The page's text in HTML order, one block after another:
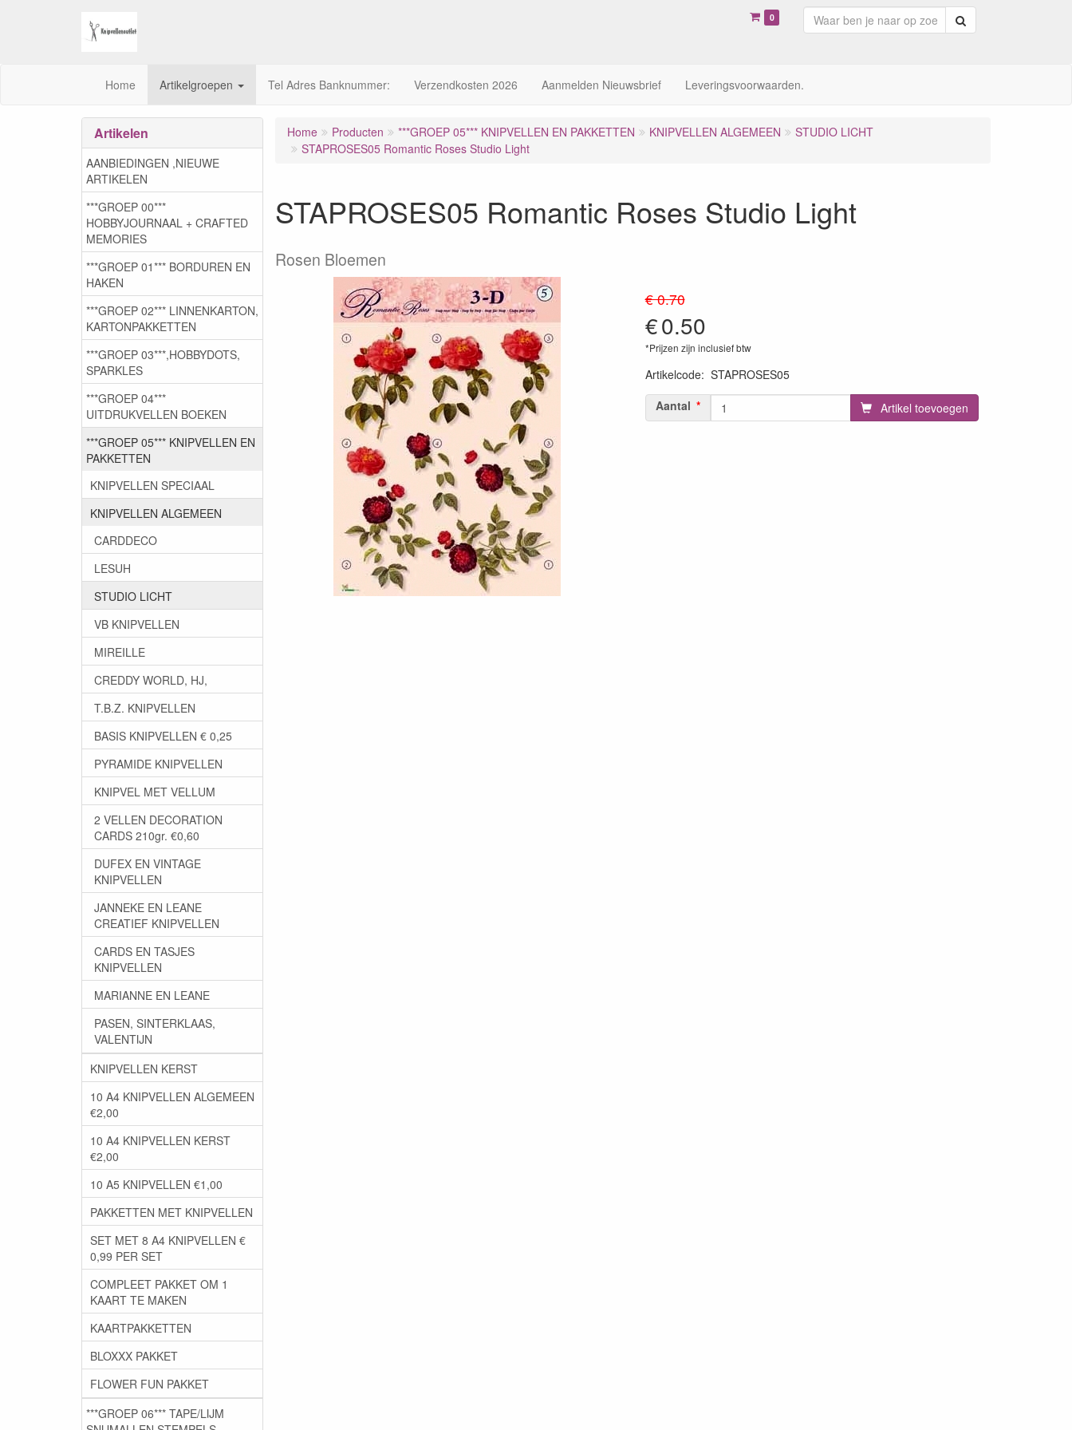
0
Home Artikelgroepen Tel Adres Banknummer: Verzendkosten 2026 Aanmelden Nieuwsbrief Leveringsvoorwaarden.
Home Producten ***GROEP 05*** KNIPVELLEN EN PAKKETTEN KNIPVELLEN ALGEMEEN
STUDIO LICHT
STAPROSES05 Romantic Roses Studio Light
STAPROSES05 Romantic Roses Studio Light
Rosen Bloemen
€ 0.70
€0.50
*Prijzen zijn inclusief btw
Artikelcode: STAPROSES05
Aantal
Artikel toevoegen
Artikelen
AANBIEDINGEN ,NIEUWE
ARTIKELEN
***GROEP 00***
HOBBYJOURNAAL + CRAFTED
MEMORIES
***GROEP 01*** BORDUREN EN
HAKEN
***GROEP 02*** LINNENKARTON,
KARTONPAKKETTEN
***GROEP 03***,HOBBYDOTS,
SPARKLES
***GROEP 04***
UITDRUKVELLEN BOEKEN
***GROEP 05*** KNIPVELLEN EN
PAKKETTEN
KNIPVELLEN SPECIAAL
KNIPVELLEN ALGEMEEN
CARDDECO
LESUH
STUDIO LICHT
VB KNIPVELLEN
MIREILLE
CREDDY WORLD, HJ,
T.B.Z. KNIPVELLEN
BASIS KNIPVELLEN € 0,25
PYRAMIDE KNIPVELLEN
KNIPVEL MET VELLUM
2 VELLEN DECORATION
CARDS 210gr. €0,60
DUFEX EN VINTAGE
KNIPVELLEN
JANNEKE EN LEANE
CREATIEF KNIPVELLEN
CARDS EN TASJES
KNIPVELLEN
MARIANNE EN LEANE
PASEN, SINTERKLAAS,
VALENTIJN
KNIPVELLEN KERST
10 A4 KNIPVELLEN ALGEMEEN
€2,00
10 A4 KNIPVELLEN KERST
€2,00
10 A5 KNIPVELLEN €1,00
PAKKETTEN MET KNIPVELLEN
SET MET 8 A4 KNIPVELLEN €
0,99 PER SET
COMPLEET PAKKET OM 1
KAART TE MAKEN
KAARTPAKKETTEN
BLOXXX PAKKET
FLOWER FUN PAKKET
***GROEP 06*** TAPE/LIJM